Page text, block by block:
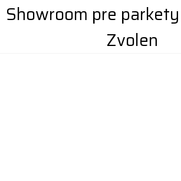
Showroom pre
Zvolen